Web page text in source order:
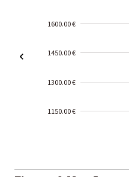
1600.00 €
1450.00 €
1300.00 €
1150.00 €
01-02